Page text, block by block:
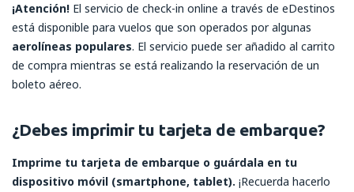
¡Atención! El servicio de check-in online a través de eDestinos
está disponible para vuelos que son operados por algunas
aerolíneas populares. El servicio puede ser añadido al carrito
de compra mientras se está realizando la reservación de un
boleto aéreo.
¿Debes imprimir tu tarjeta de embarque?
Imprime tu tarjeta de embarque o guárdala en tu
dispositivo móvil (smartphone, tablet). ¡Recuerda hacerlo